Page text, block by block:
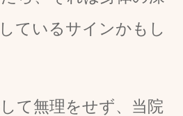
ているサインかもし
て無理をせず、当院